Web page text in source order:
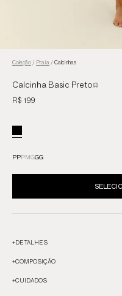
Coleção / Praia / Calcinhas
Calcinha Basic Preto
R$ 199
PPPMGGG
+DETALHES
+COMPOSIÇÃO
+CUIDADOS